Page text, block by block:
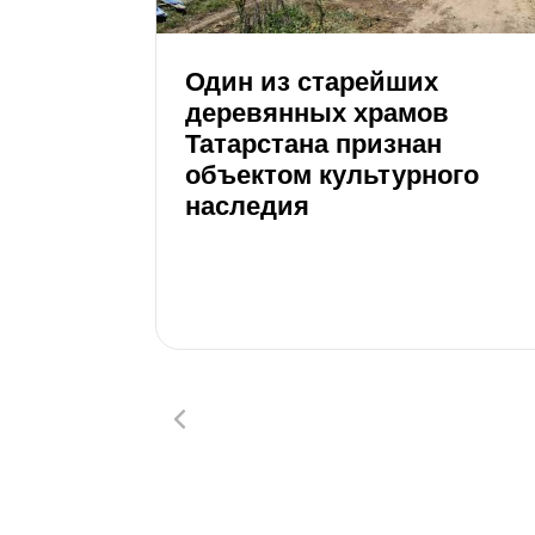
Один из старейших
деревянных храмов
Татарстана признан
объектом культурного
наследия